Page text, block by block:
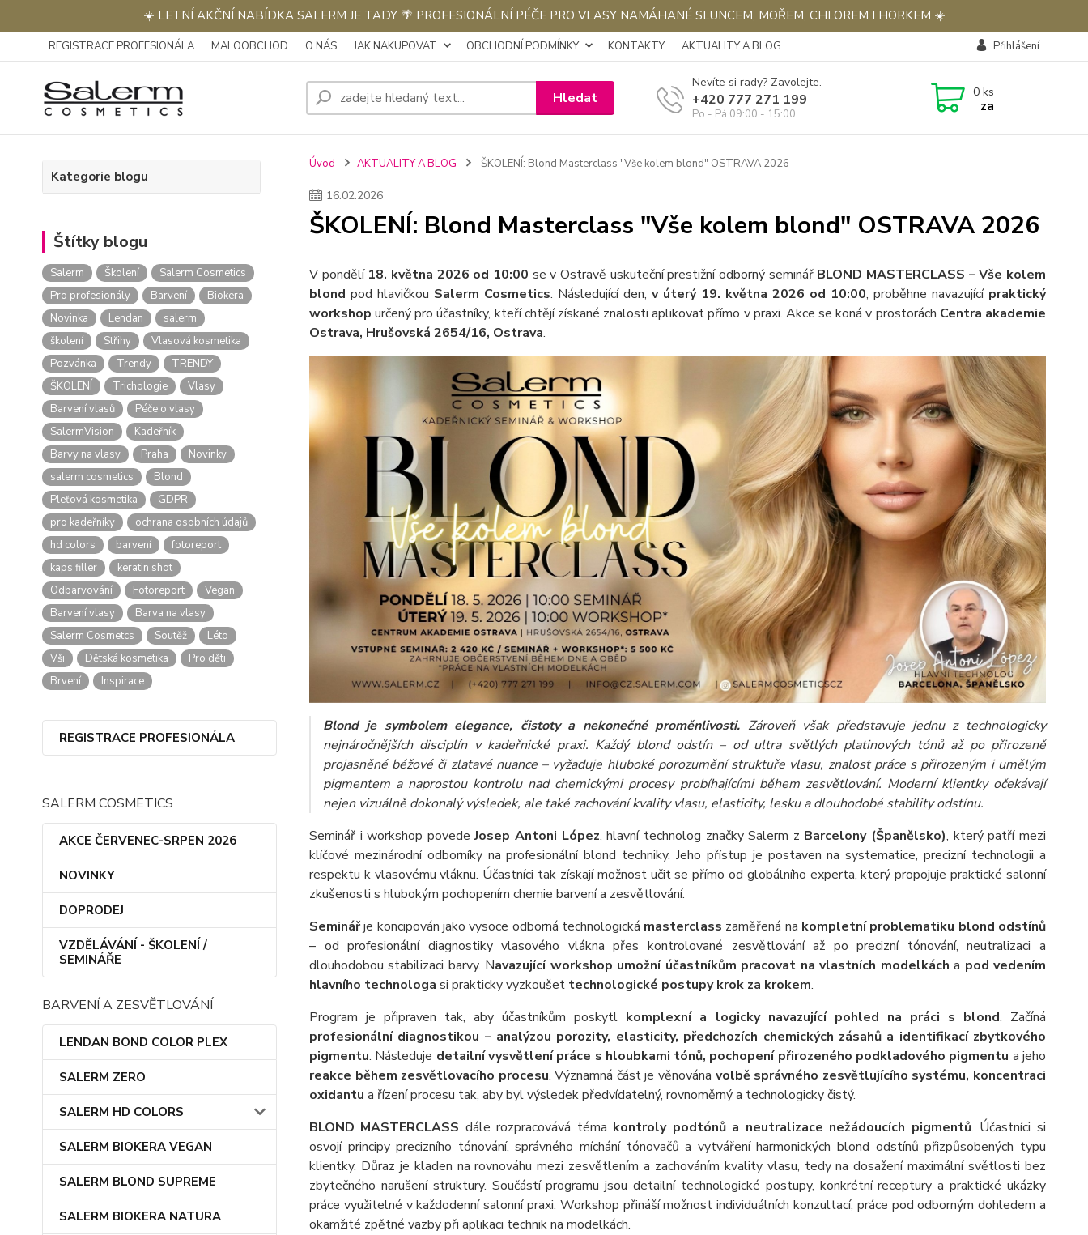
☀️ LETNÍ AKČNÍ NABÍDKA SALERM JE TADY 🌴 PROFESIONÁLNÍ PÉČE PRO VLASY NAMÁHANÉ SLUNCEM, MOŘEM, CHLOREM I HORKEM ☀️
REGISTRACE PROFESIONÁLA MALOOBCHOD O NÁS JAK NAKUPOVAT OBCHODNÍ PODMÍNKY KONTAKTY AKTUALITY A BLOG Přihlášení
Hledat
Nevíte si rady? Zavolejte.
+420 777 271 199
Po - Pá 09:00 - 15:00
0 ks
za
Kategorie blogu
Štítky blogu
Salerm Školení
Salerm Cosmetics
Pro profesionály
Barvení
Biokera
Novinka
Lendan
salerm
školení
Střihy
Vlasová kosmetika
Pozvánka
Trendy
TRENDY
ŠKOLENÍ
Trichologie
Vlasy
Barvení vlasů
Péče o vlasy
SalermVision
Kadeřník
Barvy na vlasy
Praha
Novinky
salerm cosmetics
Blond
Pleťová kosmetika
GDPR
pro kadeřníky
ochrana osobních údajů
hd colors
barvení
fotoreport
kaps filler
keratin shot
Odbarvování
Fotoreport
Vegan
Barvení vlasy
Barva na vlasy
Salerm Cosmetcs
Soutěž
Léto
Vši
Dětská kosmetika
Pro děti
Brvení
Inspirace
REGISTRACE PROFESIONÁLA
SALERM COSMETICS
AKCE ČERVENEC-SRPEN 2026
NOVINKY
DOPRODEJ
VZDĚLÁVÁNÍ - ŠKOLENÍ /
SEMINÁŘE
BARVENÍ A ZESVĚTLOVÁNÍ
LENDAN BOND COLOR PLEX
SALERM ZERO
SALERM HD COLORS
SALERM BIOKERA VEGAN
SALERM BLOND SUPREME
SALERM BIOKERA NATURA
Úvod AKTUALITY A BLOG ŠKOLENÍ: Blond Masterclass "Vše kolem blond" OSTRAVA 2026
16.02.2026
ŠKOLENÍ: Blond Masterclass "Vše kolem blond" OSTRAVA 2026
V pondělí 18. května 2026 od 10:00 se v Ostravě uskuteční prestižní odborný seminář BLOND MASTERCLASS – Vše kolem
blond pod hlavičkou Salerm Cosmetics. Následující den, v úterý 19. května 2026 od 10:00, proběhne navazující praktický
workshop určený pro účastníky, kteří chtějí získané znalosti aplikovat přímo v praxi. Akce se koná v prostorách Centra akademie
Ostrava, Hrušovská 2654/16, Ostrava.
Blond je symbolem elegance, čistoty a nekonečné proměnlivosti. Zároveň však představuje jednu z technologicky
nejnáročnějších disciplín v kadeřnické praxi. Každý blond odstín – od ultra světlých platinových tónů až po přirozeně
projasněné béžové či zlatavé nuance – vyžaduje hluboké porozumění struktuře vlasu, znalost práce s přirozeným i umělým
pigmentem a naprostou kontrolu nad chemickými procesy probíhajícími během zesvětlování. Moderní klientky očekávají
nejen vizuálně dokonalý výsledek, ale také zachování kvality vlasu, elasticity, lesku a dlouhodobé stability odstínu.
Seminář i workshop povedeJosep Antoni López, hlavní technolog značky Salerm z Barcelony (Španělsko), který patří mezi
klíčové mezinárodní odborníky na profesionální blond techniky. Jeho přístup je postaven na systematice, precizní technologii a
respektu k vlasovému vláknu. Účastníci tak získají možnost učit se přímo od globálního experta, který propojuje praktické salonní
zkušenosti s hlubokým pochopením chemie barvení a zesvětlování.
Seminářje koncipován jako vysoce odborná technologická masterclass zaměřená na kompletní problematiku blond odstínů
– od profesionální diagnostiky vlasového vlákna přes kontrolované zesvětlování až po precizní tónování, neutralizaci a
dlouhodobou stabilizaci barvy. Navazující workshop umožní účastníkům pracovat na vlastních modelkách a pod vedením
hlavního technologa si prakticky vyzkoušet technologické postupy krok za krokem.
Program je připraven tak, aby účastníkům poskytl komplexní a logicky navazující pohled na práci s blond. Začíná
profesionální diagnostikou – analýzou porozity, elasticity, předchozích chemických zásahů a identifikací zbytkového
pigmentu. Následuje detailní vysvětlení práce s hloubkami tónů, pochopení přirozeného podkladového pigmentu a jeho
reakce během zesvětlovacího procesu. Významná část je věnována volbě správného zesvětlujícího systému, koncentraci
oxidantu a řízení procesu tak, aby byl výsledek předvídatelný, rovnoměrný a technologicky čistý.
BLOND MASTERCLASS dále rozpracovává téma kontroly podtónů a neutralizace nežádoucích pigmentů. Účastníci si
osvojí principy precizního tónování, správného míchání tónovačů a vytváření harmonických blond odstínů přizpůsobených typu
klientky. Důraz je kladen na rovnováhu mezi zesvětlením a zachováním kvality vlasu, tedy na dosažení maximální světlosti bez
zbytečného narušení struktury. Součástí programu jsou detailní technologické postupy, konkrétní receptury a praktické ukázky
práce využitelné v každodenní salonní praxi. Workshop přináší možnost individuálních konzultací, práce pod odborným dohledem a
okamžité zpětné vazby při aplikaci technik na modelkách.